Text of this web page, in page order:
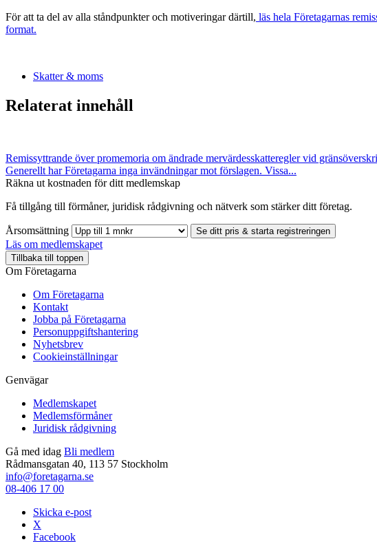
För att ta del av alla ståndpunkter och motiveringar därtill, läs hela Företagarnas
format.
Skatter & moms
Relaterat innehåll
Remissyttrande över promemoria om ändrade mervärdesskatteregler vid
Generellt har Företagarna inga invändningar mot förslagen. Vissa...
Räkna ut kostnaden för ditt medlemskap
Få tillgång till förmåner, juridisk rådgivning och nätverk som stärker ditt företag.
Årsomsättning Se ditt pris & starta registreringen
Läs om medlemskapet
Tillbaka till toppen
Om Företagarna
Om Företagarna
Kontakt
Jobba på Företagarna
Personuppgiftshantering
Nyhetsbrev
Cookieinställningar
Genvägar
Medlemskapet
Medlemsförmåner
Juridisk rådgivning
Gå med idag Bli medlem
Rådmansgatan 40, 113 57 Stockholm
info@foretagarna.se
08-406 17 00
Skicka e-post
X
Facebook